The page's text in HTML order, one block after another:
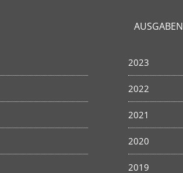
AUSGABEN
2023
2022
2021
2020
2019